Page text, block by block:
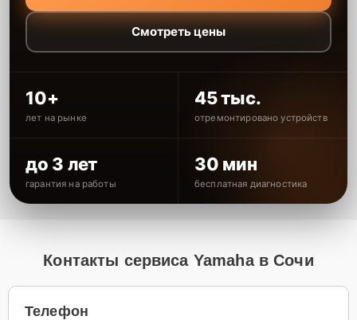
Смотреть цены
10+
лет на рынке
45 тыс.
отремонтировано устройств
до 3 лет
гарантия на работы
30 мин
бесплатная диагностика
Контакты сервиса Yamaha в Сочи
Телефон